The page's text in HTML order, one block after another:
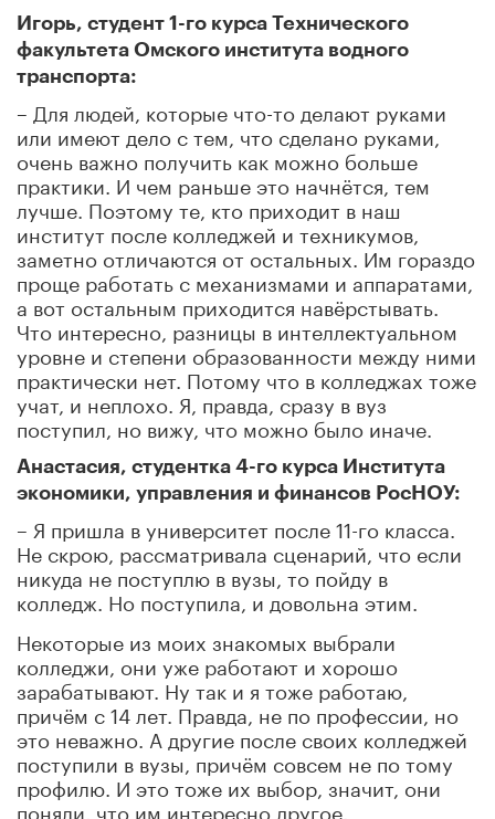
Игорь, студент 1-го курса Технического
факультета Омского института водного
транспорта:
– Для людей, которые что-то делают руками
или имеют дело с тем, что сделано руками,
очень важно получить как можно больше
практики. И чем раньше это начнётся, тем
лучше. Поэтому те, кто приходит в наш
институт после колледжей и техникумов,
заметно отличаются от остальных. Им гораздо
проще работать с механизмами и аппаратами,
а вот остальным приходится навёрстывать.
Что интересно, разницы в интеллектуальном
уровне и степени образованности между ними
практически нет. Потому что в колледжах тоже
учат, и неплохо. Я, правда, сразу в вуз
поступил, но вижу, что можно было иначе.
Анастасия, студентка 4-го курса Института
экономики, управления и финансов РосНОУ:
– Я пришла в университет после 11-го класса.
Не скрою, рассматривала сценарий, что если
никуда не поступлю в вузы, то пойду в
колледж. Но поступила, и довольна этим.
Некоторые из моих знакомых выбрали
колледжи, они уже работают и хорошо
зарабатывают. Ну так и я тоже работаю,
причём с 14 лет. Правда, не по профессии, но
это неважно. А другие после своих колледжей
поступили в вузы, причём совсем не по тому
профилю. И это тоже их выбор, значит, они
поняли, что им интересно другое.